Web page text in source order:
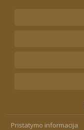
Pristatymo informacija